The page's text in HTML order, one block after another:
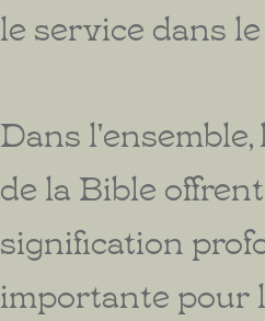
le service dans
Dans
de la Bible
signification
importante pour